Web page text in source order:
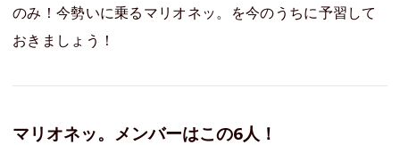
のみ！今勢いに乗るマリオネッ。を今のうちに予習して
おきましょう！
マリオネッ。メンバーはこの6人！